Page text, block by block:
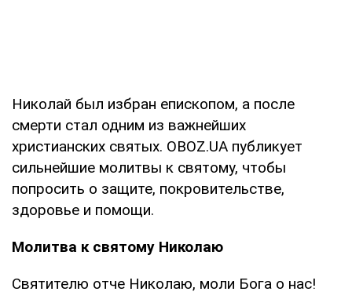
Николай был избран епископом, а после
смерти стал одним из важнейших
христианских святых. OBOZ.UA публикует
сильнейшие молитвы к святому, чтобы
попросить о защите, покровительстве,
здоровье и помощи.
Молитва к святому Николаю
Святителю отче Николаю, моли Бога о нас!